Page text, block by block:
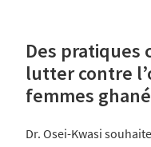
Des pratiques
lutter contre
femmes
Dr. Osei-Kwasi